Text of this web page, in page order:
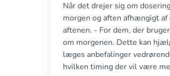
Når det drejer sig om
morgen og aften afhængigt
aftenen. - For dem, der
om morgenen. Dette kan
læges anbefalinger
hvilken timing der vil være